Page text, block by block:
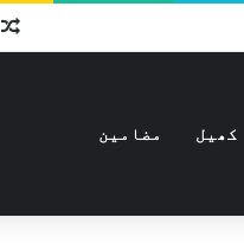
کھیل مضامین